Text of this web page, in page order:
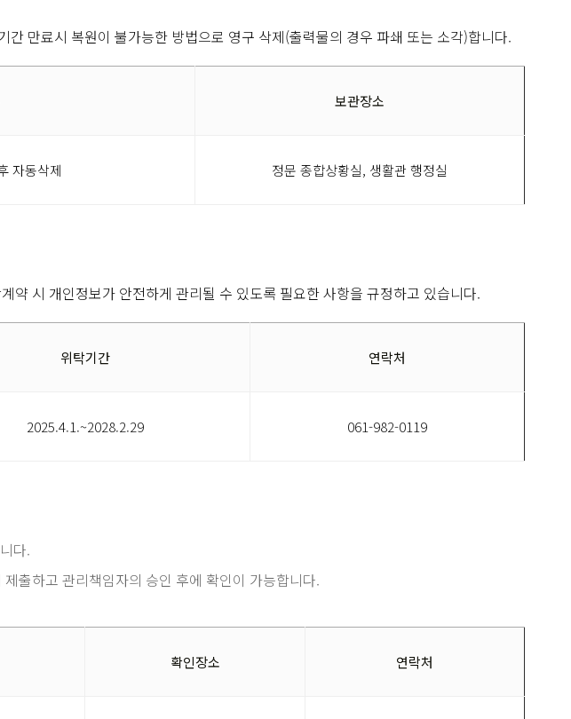
만료시 복원이 불가능한 방법으로 영구 삭제(출력물의 경우 파쇄 또는 소각)합니다.
보관장소
자동삭제 정문 종합상황실, 생활관 행정실
약 시 개인정보가 안전하게 관리될 수 있도록 필요한 사항을 규정하고 있습니다.
위탁기간 연락처
2025.4.1.~2028.2.29 061-982-0119
다.
출하고 관리책임자의 승인 후에 확인이 가능합니다.
확인장소 연락처